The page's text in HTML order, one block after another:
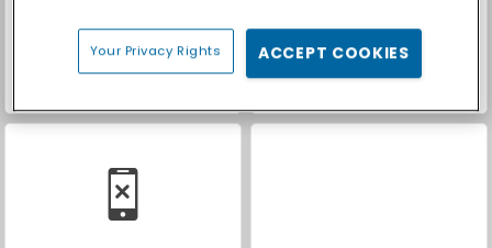
Your Privacy Rights ACCEPT COOKIES